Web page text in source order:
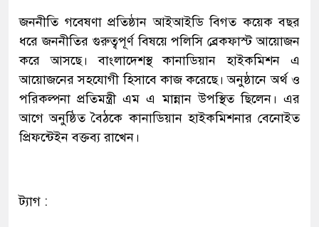
জননীতি গবেষণা প্রতিষ্ঠান আইআইডি বিগত কয়েক বছর
ধরে জননীতির গুরুত্বপূর্ণ বিষয়ে পলিসি ব্রেকফাস্ট আয়োজন
করে আসছে। বাংলাদেশস্থ কানাডিয়ান হাইকমিশন এ
আয়োজনের সহযোগী হিসাবে কাজ করেছে। অনুষ্ঠানে অর্থ ও
পরিকল্পনা প্রতিমন্ত্রী এম এ মান্নান উপস্থিত ছিলেন। এর
আগে অনুষ্ঠিত বৈঠকে কানাডিয়ান হাইকমিশনার বেনোইত
প্রিফন্টেইন বক্তব্য রাখেন।
ট্যাগ :